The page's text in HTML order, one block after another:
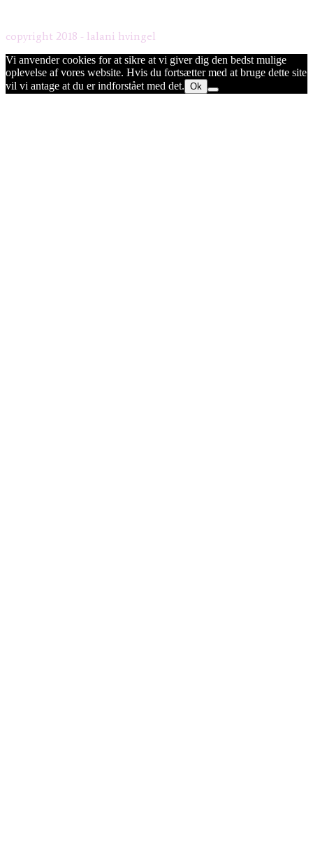
copyright 2018 - lalani hvingel
Vi anvender cookies for at sikre at vi giver dig den bedst mulige
oplevelse af vores website. Hvis du fortsætter med at bruge dette site
vil vi antage at du er indforstået med det. Ok